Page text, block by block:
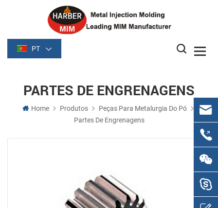
PT
PARTES DE ENGRENAGENS
Home Produtos
Peças Para Metalurgia Do Pó
Partes De Engrenagens